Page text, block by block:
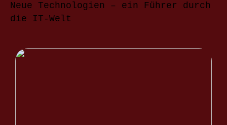
Neue Technologien – ein Führer durch
die IT-Welt